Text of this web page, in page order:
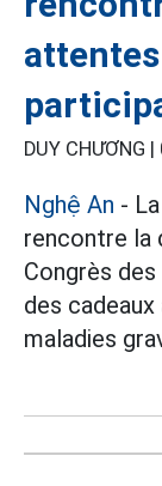
DUY CHƯƠNG |
Nghệ An -
rencontre la
Congrès
des
maladies